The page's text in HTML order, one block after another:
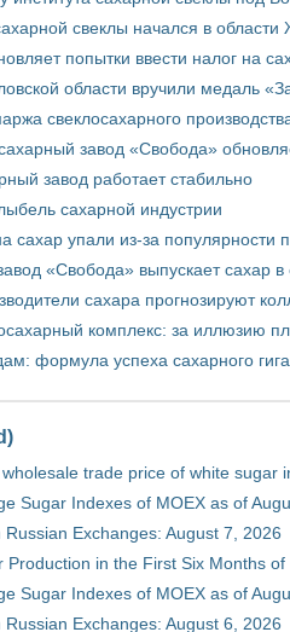
свеклы начался в области
попытки ввести налог на
области вручили медаль
свеклосахарного
завод «Свобода»
завод работает стабильно
сахарной индустрии
сахар упали из-за популярности
«Свобода» выпускает сахар в
сахара прогнозируют
комплекс: за иллюзию
формула успеха сахарного
trade price of white sugar
Sugar Indexes of MOEX as of
Exchanges: August 7, 2026
Production in the First Six Months of
Sugar Indexes of MOEX as of
Exchanges: August 6, 2026